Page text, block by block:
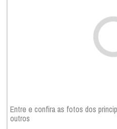
Entre e confira as fotos dos
outros